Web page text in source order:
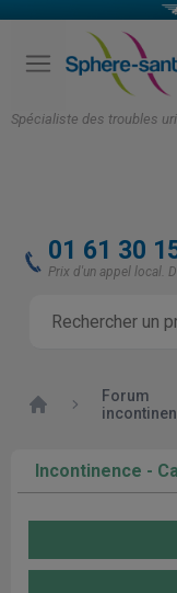
Spécialiste des troubles
01 61 30
Prix d'un appel local.
Accueil
Forum
Incontinence -